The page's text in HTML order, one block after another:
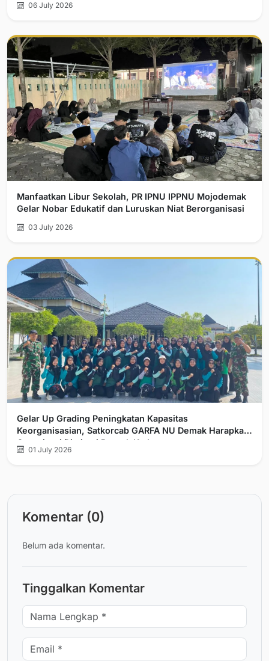
06 July 2026
Manfaatkan Libur Sekolah, PR IPNU IPPNU Mojodemak
Gelar Nobar Edukatif dan Luruskan Niat Berorganisasi
03 July 2026
Gelar Up Grading Peningkatan Kapasitas
Keorganisasian, Satkorcab GARFA NU Demak Harapkan
Organisasi Diminati Banyak Kader
01 July 2026
Komentar (0)
Belum ada komentar.
Tinggalkan Komentar